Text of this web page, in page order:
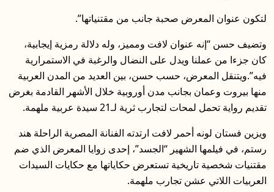
لتكون عنوان المعرض صحبة جانب من مقتنياتها”.
وتضيف حسن “إنه عنوان لافت ومميز، وله دلالة رمزية إيجابية،
كان جزءا من عملنا ويدل على النضال والرغبة في الاستمرارية
فيه”.ويتنقل المعرض، حسب حسن، بين العديد من المدن العربية
منها بيروت وعمان بجانب مدن أوروبية خلال الأشهر القادمة بغرض
تقديم رواية تحمل لمحات لتجارب ثرية لـ21 سيدة عربية ملهمة.
ويزين فستان لونه أحمر لافت ارتدته الفنانة المصرية الراحلة هند
رستم، في فيلمها الشهير “الجسد”، إحدى زوايا المعرض الذي ضم
مقتنيات شخصية تاريخية تستعرض حكاياتها مع حكايات السيدات
العربيات اللاتي عشن تجارب ملهمة.